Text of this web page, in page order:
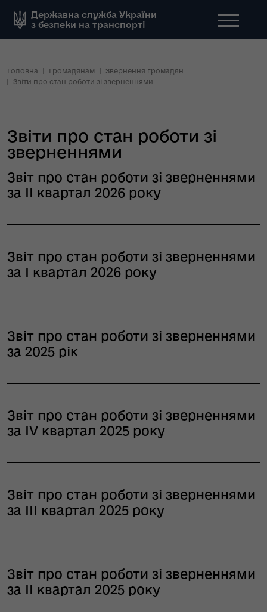
Державна служба України
з безпеки на транспорті
Головна Громадянам
Звернення громадян
Звіти про стан роботи зі зверненнями
Звіти про стан роботи зі
зверненнями
Звіт про стан роботи зі зверненнями
за ІІ квартал 2026 року
Звіт про стан роботи зі зверненнями
за І квартал 2026 року
Звіт про стан роботи зі зверненнями
за 2025 рік
Звіт про стан роботи зі зверненнями
за ІV квартал 2025 року
Звіт про стан роботи зі зверненнями
за ІІІ квартал 2025 року
Звіт про стан роботи зі зверненнями
за ІІ квартал 2025 року